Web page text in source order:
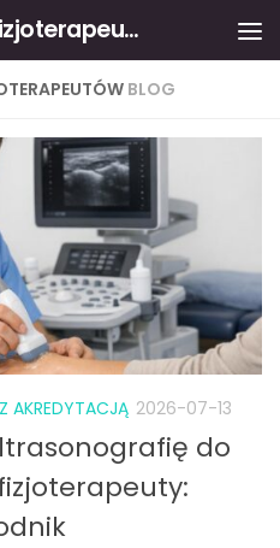
Kursy i szkolenia dla fizjoterapeutów
BLOG
AKREDYTACJĄ 2026-07-13
do